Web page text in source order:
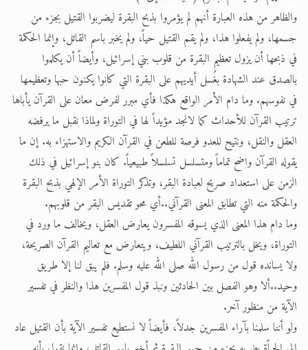
والظاهر من هذه العبارة أنهم لم يؤمروا بذبح البقرة ليضربوا القتيل بجزء من
جسمها، ولم يفعلوا هذا، ولم يقم القتيل حياً، ولم يخبر باسم القاتل، وإنما الحكمة
في ذبحها أن يزول تعظيم البقرة من قلوب بني إسرائيل، وأيضاً أن يكلموا
بالصدق عند الشهادة بغُسل أيديهم على البقرة التي كانوا يكنون حبها وتعظيمها
في نفوسهم. وما دام الأمر الواقع هكذا فأي مبرر لفرض معان على القرآن يأباها
ترتيب القرآن للأحداث كما لانجد مؤيداً لها في التوراة ولماذا نقبل ما يرفضه
العقل والنقل، ونتيح للعدو فرصة للطعن في القرآن الكريم والاستهزاء به. إن ما
يقوله القرآن واضح تماماً ومتسلسل تسلسلاً طبيعياً. كان بنو إسرائيل في ذلك
الزمن على استعداد صريح لعبادة البقر، وتذكر التوراة الأمر الإلهي بذبح البقرة
والحكمة منه التي تطابق المعنى القرآني..أي محو تقديس البقر من قلوبهم.
وما دام هذا المعنى الذي يسوقه المفسرون يعارض العقل، ويخالف ما ورد في
التوراة، ويخل بالترتيب القرآني اللطيف، ويتعارض مع تعاليم القرآن الصريحة،
ولا يسانده قول من رسول الله صلى الله عليه وسلم. فلم يبق لنا إلا طريق
وحيد..ألا وهو الفصل بين الحادثين ونبذ قول المفسرين هذا والنظر في تفسير
الآية من منظور آخر.
ولو أننا سلمنا بآراء المفسرين جدلاً، فأيضاً لا نستطيع تفسير الآية بأن القتيل عاد